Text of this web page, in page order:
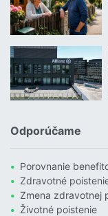
Odporúčame
Porovnanie
Zdravotné
Zmena zdravotnej
Životné poistenie